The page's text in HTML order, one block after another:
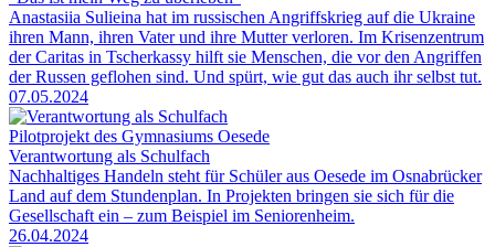
Anastasiia Sulieina hat im russischen Angriffskrieg auf die Ukraine
ihren Mann, ihren Vater und ihre Mutter verloren. Im Krisenzentrum
der Caritas in Tscherkassy hilft sie Menschen, die vor den Angriffen
der Russen geflohen sind. Und spürt, wie gut das auch ihr selbst tut.
07.05.2024
Pilotprojekt des Gymnasiums Oesede
Verantwortung als Schulfach
Nachhaltiges Handeln steht für Schüler aus Oesede im Osnabrücker
Land auf dem Stundenplan. In Projekten bringen sie sich für die
Gesellschaft ein – zum Beispiel im Seniorenheim.
26.04.2024